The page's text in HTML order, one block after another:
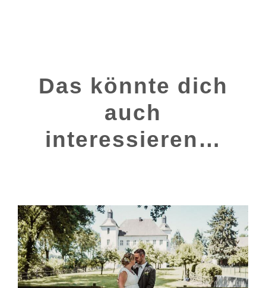
Das könnte dich
auch
interessieren…